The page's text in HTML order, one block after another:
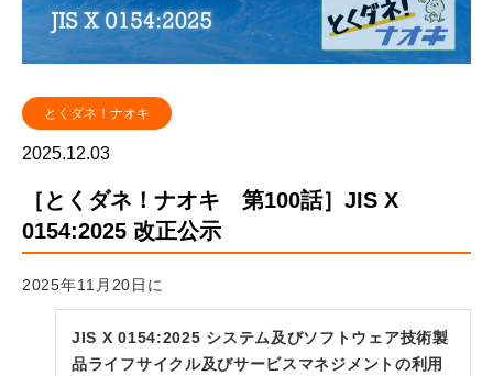
とくダネ！ナオキ
2025.12.03
［とくダネ！ナオキ 第100話］JIS X
0154:2025 改正公示
2025年11月20日に
JIS X 0154:2025 システム及びソフトウェア技術製
品ライフサイクル及びサービスマネジメントの利用